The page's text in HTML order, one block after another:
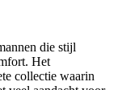
die stijl
Het
collectie waarin